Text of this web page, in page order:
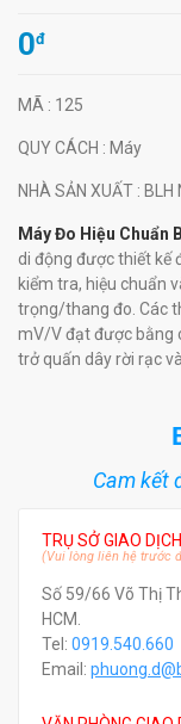
0đ
MÃ : 125
QUY CÁCH : Máy
NHÀ SẢN XUẤT : BLH
Máy Đo Hiệu Chuẩn
di động được thiết kế
kiểm tra, hiệu chuẩn
trọng/thang đo. Các
mV/V đạt được bằng
trở quấn dây rời rạc
Cam kết
TRỤ SỞ GIAO
(Vui lòng liên hệ trước
Số 59/66 Võ Thị
HCM.
Tel: 0919.540.660
Email: